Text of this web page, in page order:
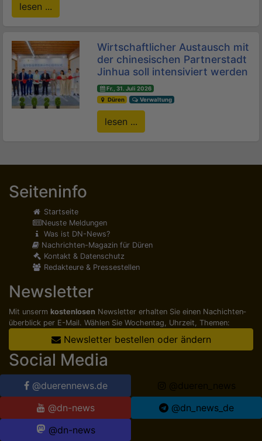
lesen ...
Wirtschaftlicher Austausch mit
der chinesischen Partnerstadt
Jinhua soll intensiviert werden
Fr., 31. Juli 2026
Düren
Verwaltung
lesen ...
Seiteninfo
Startseite
Neuste Meldungen
Was ist DN-News?
Nachrichten-Magazin für Düren
Kontakt & Datenschutz
Redakteure & Pressestellen
Newsletter
Mit unserm kostenlosen Newsletter erhalten Sie einen Nachichten­
überblick per E-Mail. Wählen Sie Wochentag, Uhrzeit, Themen:
Newsletter bestellen oder ändern
Social Media
@duerennews.de
@dn-news
@dn_news_de
@dn-news